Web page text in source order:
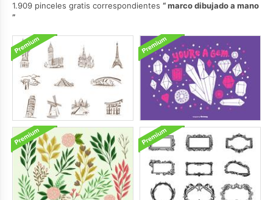
1.909 pinceles gratis correspondientes
marco dibujado a mano